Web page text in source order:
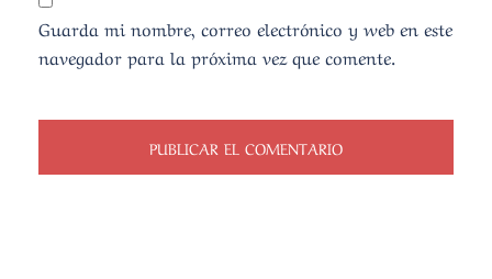
Guarda mi nombre, correo electrónico y web en este
navegador para la próxima vez que comente.